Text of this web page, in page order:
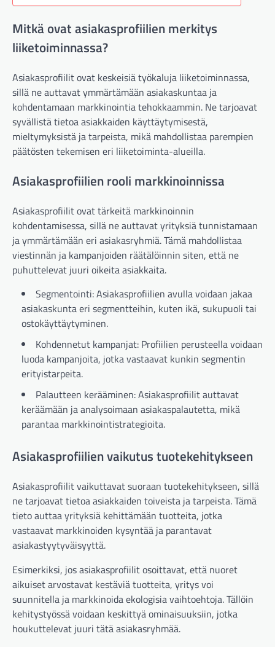
Mitkä ovat asiakasprofiilien merkitys
liiketoiminnassa?
Asiakasprofiilit ovat keskeisiä työkaluja liiketoiminnassa,
sillä ne auttavat ymmärtämään asiakaskuntaa ja
kohdentamaan markkinointia tehokkaammin. Ne tarjoavat
syvällistä tietoa asiakkaiden käyttäytymisestä,
mieltymyksistä ja tarpeista, mikä mahdollistaa parempien
päätösten tekemisen eri liiketoiminta-alueilla.
Asiakasprofiilien rooli markkinoinnissa
Asiakasprofiilit ovat tärkeitä markkinoinnin
kohdentamisessa, sillä ne auttavat yrityksiä tunnistamaan
ja ymmärtämään eri asiakasryhmiä. Tämä mahdollistaa
viestinnän ja kampanjoiden räätälöinnin siten, että ne
puhuttelevat juuri oikeita asiakkaita.
Segmentointi: Asiakasprofiilien avulla voidaan jakaa
asiakaskunta eri segmentteihin, kuten ikä, sukupuoli tai
ostokäyttäytyminen.
Kohdennetut kampanjat: Profiilien perusteella voidaan
luoda kampanjoita, jotka vastaavat kunkin segmentin
erityistarpeita.
Palautteen kerääminen: Asiakasprofiilit auttavat
keräämään ja analysoimaan asiakaspalautetta, mikä
parantaa markkinointistrategioita.
Asiakasprofiilien vaikutus tuotekehitykseen
Asiakasprofiilit vaikuttavat suoraan tuotekehitykseen, sillä
ne tarjoavat tietoa asiakkaiden toiveista ja tarpeista. Tämä
tieto auttaa yrityksiä kehittämään tuotteita, jotka
vastaavat markkinoiden kysyntää ja parantavat
asiakastyytyväisyyttä.
Esimerkiksi, jos asiakasprofiilit osoittavat, että nuoret
aikuiset arvostavat kestäviä tuotteita, yritys voi
suunnitella ja markkinoida ekologisia vaihtoehtoja. Tällöin
kehitystyössä voidaan keskittyä ominaisuuksiin, jotka
houkuttelevat juuri tätä asiakasryhmää.